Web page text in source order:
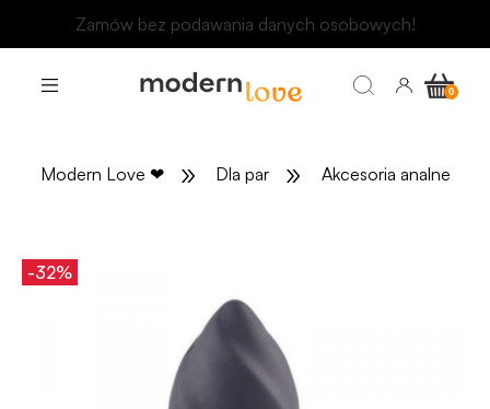
Odbierz rabat 15 zł na pierwsze zakupy
Modern Love ❤ » Dla par » Akcesoria analne
-32%